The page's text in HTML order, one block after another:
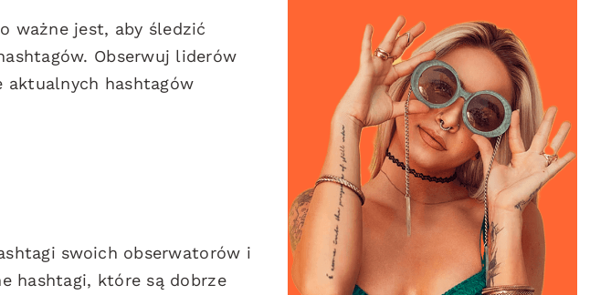
ważne jest, aby śledzić
Obserwuj liderów
aktualnych hashtagów
swoich obserwatorów i
hashtagi, które są dobrze